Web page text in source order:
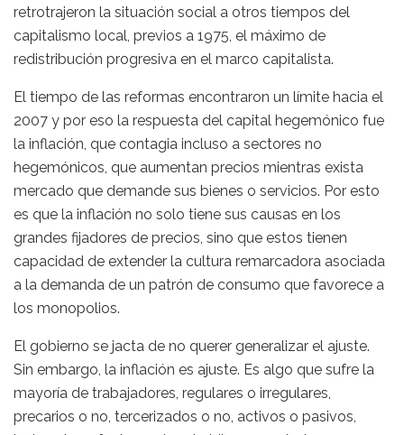
retrotrajeron la situación social a otros tiempos del
capitalismo local, previos a 1975, el máximo de
redistribución progresiva en el marco capitalista.
El tiempo de las reformas encontraron un límite hacia el
2007 y por eso la respuesta del capital hegemónico fue
la inflación, que contagia incluso a sectores no
hegemónicos, que aumentan precios mientras exista
mercado que demande sus bienes o servicios. Por esto
es que la inflación no solo tiene sus causas en los
grandes fijadores de precios, sino que estos tienen
capacidad de extender la cultura remarcadora asociada
a la demanda de un patrón de consumo que favorece a
los monopolios.
El gobierno se jacta de no querer generalizar el ajuste.
Sin embargo, la inflación es ajuste. Es algo que sufre la
mayoría de trabajadores, regulares o irregulares,
precarios o no, tercerizados o no, activos o pasivos,